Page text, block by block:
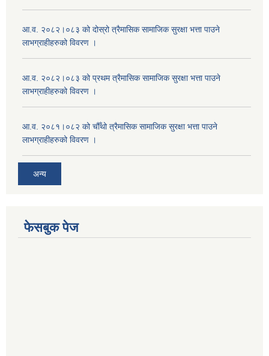
आ.व. २०८२।०८३ को दोस्रो त्रैमासिक सामाजिक सुरक्षा भत्ता पाउने
लाभग्राहीहरुको विवरण ।
आ.व. २०८२।०८३ को प्रथम त्रैमासिक सामाजिक सुरक्षा भत्ता पाउने
लाभग्राहीहरुको विवरण ।
आ.व. २०८१।०८२ को चौँथो त्रैमासिक सामाजिक सुरक्षा भत्ता पाउने
लाभग्राहीहरुको विवरण ।
अन्य
फेसबुक पेज